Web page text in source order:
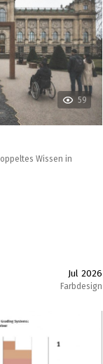
59
Wissen in
Jul 2026
Farbdesign